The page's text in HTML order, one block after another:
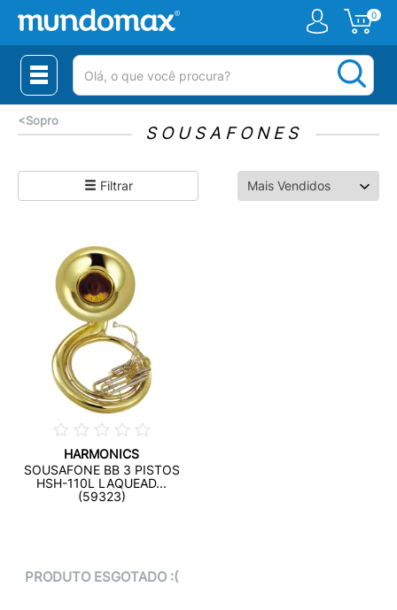
0
(pesquisar)
<Sopro
SOUSAFONES
Filtrar
HARMONICS
SOUSAFONE BB 3 PISTOS
HSH-110L LAQUEAD...
(59323)
PRODUTO ESGOTADO :(